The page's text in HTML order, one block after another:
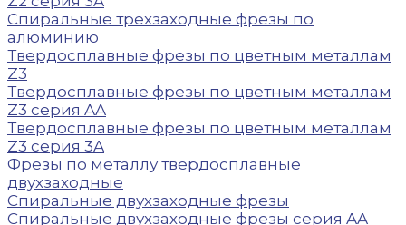
Спиральные трехзаходные фрезы по
алюминию
Твердосплавные фрезы по цветным металлам
Z3
Твердосплавные фрезы по цветным металлам
Z3 серия AA
Твердосплавные фрезы по цветным металлам
Z3 серия 3A
Фрезы по металлу твердосплавные
двухзаходные
Спиральные двухзаходные фрезы
Спиральные двухзаходные фрезы серия AA